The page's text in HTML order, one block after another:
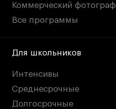
Коммерческий фотограф
Все программы
Для школьников
Интенсивы
Среднесрочные
Долгосрочные